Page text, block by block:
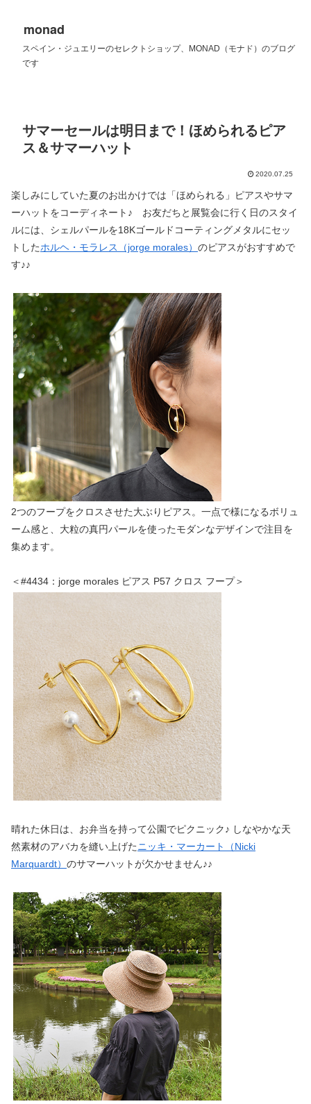
monad
スペイン・ジュエリーのセレクトショップ、MONAD（モナド）のブログ
です
サマーセールは明日まで！ほめられるピア
ス＆サマーハット
2020.07.25
楽しみにしていた夏のお出かけでは「ほめられる」ピアスやサマ
ーハットをコーディネート♪ お友だちと展覧会に行く日のスタイ
ルには、シェルパールを18Kゴールドコーティングメタルにセッ
トしたホルヘ・モラレス（jorge morales） のピアスがおすすめで
す♪♪
2つのフープをクロスさせた大ぶりピアス。一点で様になるボリュ
ーム感と、大粒の真円パールを使ったモダンなデザインで注目を
集めます。
＜#4434：jorge morales ピアス P57 クロス フープ＞
晴れた休日は、お弁当を持って公園でピクニック♪ しなやかな天
然素材のアバカを縫い上げたニッキ・マーカート（Nicki
Marquardt） のサマーハットが欠かせません♪♪